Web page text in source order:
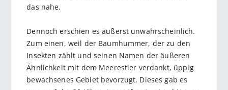
das nahe.
Dennoch erschien es äußerst unwahrscheinlich.
Zum einen, weil der Baumhummer, der zu den
Insekten zählt und seinen Namen der äußeren
Ähnlichkeit mit dem Meerestier verdankt, üppig
bewachsenes Gebiet bevorzugt. Dieses gab es